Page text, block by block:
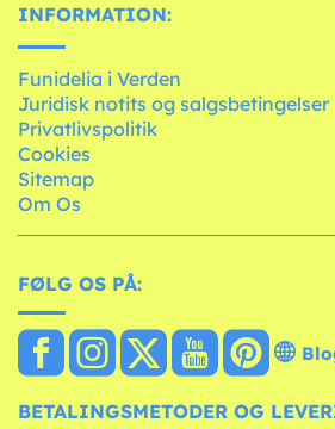
INFORMATION:
Funidelia i Verden
Juridisk notits og salgsbetingelser
Privatlivspolitik
Cookies
Sitemap
Om Os
FØLG OS PÅ:
BETALINGSMETODER OG